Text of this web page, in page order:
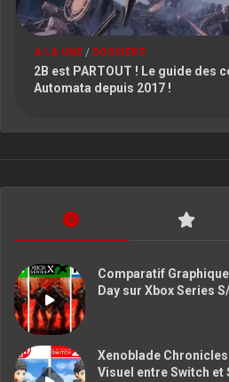
A LA UNE / DOSSIERS
2B est PARTOUT ! Le guide des
Automata depuis 2017 !
Comparatif Graphique
Day sur Xbox Series
Xenoblade
Visuel entre Switch et